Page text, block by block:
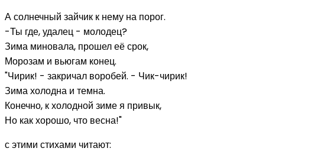
А солнечный зайчик к нему на порог.
-Ты где, удалец - молодец?
Зима миновала, прошел её срок,
Морозам и вьюгам конец.
"Чирик! - закричал воробей. - Чик-чирик!
Зима холодна и темна.
Конечно, к холодной зиме я привык,
Но как хорошо, что весна!"
с этими стихами читают: